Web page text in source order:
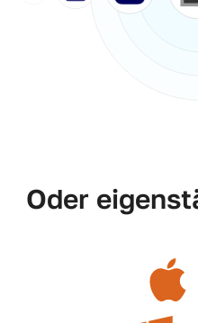
Oder